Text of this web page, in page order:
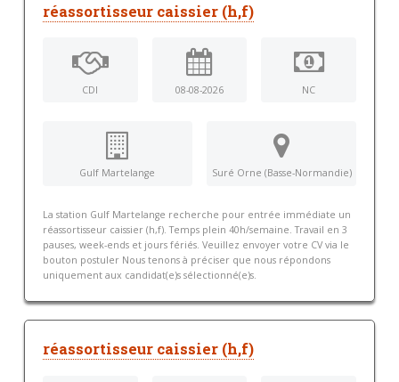
réassortisseur caissier (h,f)
CDI 08-08-2026 NC
Gulf Martelange Suré Orne (Basse-Normandie)
La station Gulf Martelange recherche pour entrée immédiate un
réassortisseur caissier (h,f). Temps plein 40h/semaine. Travail en 3
pauses, week-ends et jours fériés. Veuillez envoyer votre CV via le
bouton postuler Nous tenons à préciser que nous répondons
uniquement aux candidat(e)s sélectionné(e)s.
réassortisseur caissier (h,f)